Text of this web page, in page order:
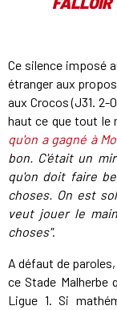
Ce silence imposé
étranger aux
aux Crocos (J31. 2-
haut ce que tout le
qu'on a gagné à
bon. C'était un
qu'on doit faire
choses. On est
veut jouer le
choses".
A défaut de
ce Stade
Ligue 1. Si